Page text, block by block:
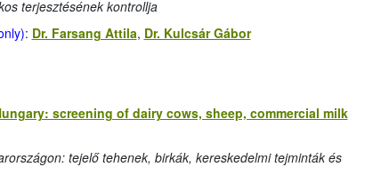
terjesztésének kontrollja
: Dr. Farsang Attila, Dr. Kulcsár Gábor
screening of dairy cows, sheep, commercial milk
tejelő tehenek, birkák, kereskedelmi tejminták és